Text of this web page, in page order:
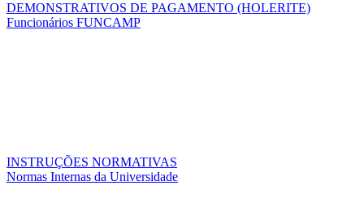
DEMONSTRATIVOS DE PAGAMENTO (HOLERITE)
Funcionários FUNCAMP
INSTRUÇÕES NORMATIVAS
Normas Internas da Universidade